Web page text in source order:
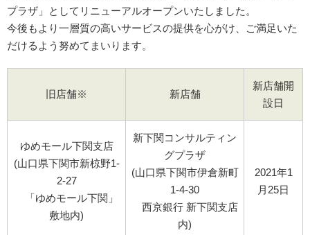
プラザ」としてリニューアルオープンいたしました。
今後もより一層質の高いサービスの提供を心がけ、ご満足いた
だけるよう努めてまいります。
旧店舗※ 新店舗
新店舗開
設日
ゆめモール下関支店
(山口県下関市新椋野1-
2-27
「ゆめモール下関」
敷地内)
新下関コンサルティン
グプラザ
(山口県下関市伊倉新町
1-4-30
西京銀行 新下関支店
内)
2021年1
月25日